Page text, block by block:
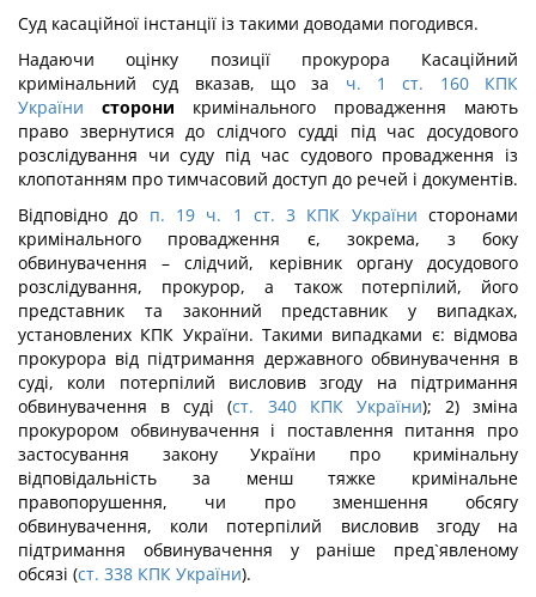
Суд касаційної інстанції із такими доводами погодився.
Надаючи оцінку позиції прокурора Касаційний
кримінальний суд вказав, що за ч. 1 ст. 160 КПК
України
сторони кримінального провадження мають
право звернутися до слідчого судді під час досудового
розслідування чи суду під час судового провадження із
клопотанням про тимчасовий доступ до речей і документів.
Відповідно до п. 19 ч. 1 ст. 3 КПК України сторонами
кримінального провадження є, зокрема, з боку
обвинувачення – слідчий, керівник органу досудового
розслідування, прокурор, а також потерпілий, його
представник та законний представник у випадках,
установлених КПК України. Такими випадками є: відмова
прокурора від підтримання державного обвинувачення в
суді, коли потерпілий висловив згоду на підтримання
обвинувачення в суді (ст. 340 КПК України); 2) зміна
прокурором обвинувачення і поставлення питання про
застосування закону України про кримінальну
відповідальність за менш тяжке кримінальне
правопорушення, чи про зменшення обсягу
обвинувачення, коли потерпілий висловив згоду на
підтримання обвинувачення у раніше пред`явленому
обсязі (ст. 338 КПК України).